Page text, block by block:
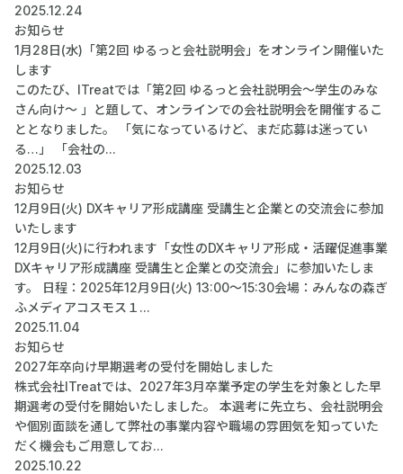
2025.12.24
お知らせ
1月28日(水)「第2回 ゆるっと会社説明会」をオンライン開催いた
します
このたび、ITreatでは「第2回 ゆるっと会社説明会～学生のみな
さん向け～ 」と題して、オンラインでの会社説明会を開催するこ
ととなりました。 「気になっているけど、まだ応募は迷ってい
る…」 「会社の...
2025.12.03
お知らせ
12月9日(火) DXキャリア形成講座 受講生と企業との交流会に参加
いたします
12月9日(火)に行われます「女性のDXキャリア形成・活躍促進事業
DXキャリア形成講座 受講生と企業との交流会」に参加いたしま
す。 日程：2025年12月9日(火) 13:00～15:30会場：みんなの森ぎ
ふメディアコスモス１...
2025.11.04
お知らせ
2027年卒向け早期選考の受付を開始しました
株式会社ITreatでは、2027年3月卒業予定の学生を対象とした早
期選考の受付を開始いたしました。 本選考に先立ち、会社説明会
や個別面談を通して弊社の事業内容や職場の雰囲気を知っていた
だく機会もご用意してお...
2025.10.22